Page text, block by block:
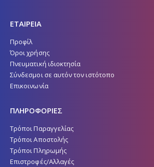
ΕΤΑΙΡΕΙΑ
Προφίλ
Όροι χρήσης
Πνευματική ιδιοκτησία
Σύνδεσμοι σε αυτόν τον ιστότοπο
Επικοινωνία
ΠΛΗΡΟΦΟΡΙΕΣ
Τρόποι Παραγγελίας
Τρόποι Αποστολής
Τρόποι Πληρωμής
Επιστροφές/Αλλαγές